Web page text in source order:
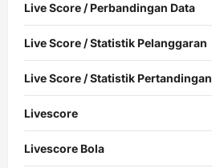
Live Score / Perbandingan Data
Live Score / Statistik Pelanggaran
Live Score / Statistik Pertandingan
Livescore
Livescore Bola